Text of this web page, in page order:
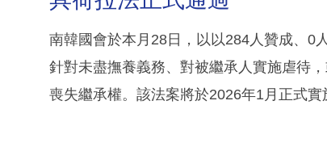
南韓國會於本月28日，以以284人贊成、0
針對未盡撫養義務、對被繼承人實施虐待
喪失繼承權。該法案將於2026年1月正式